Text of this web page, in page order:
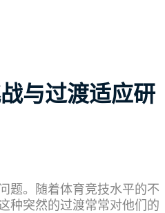
与过渡适应研
题。随着体育竞技水平的不
种突然的过渡常常对他们的